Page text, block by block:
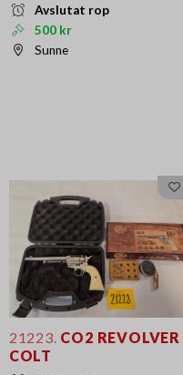
Avslutat rop
500 kr
Sunne
21223. CO2 REVOLVER
COLT